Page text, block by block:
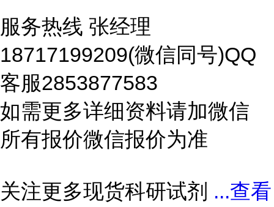
服务热线 张经理
18717199209(微信同号)QQ
客服2853877583
如需更多详细资料请加微信
所有报价微信报价为准
关注更多现货科研试剂 ...查看